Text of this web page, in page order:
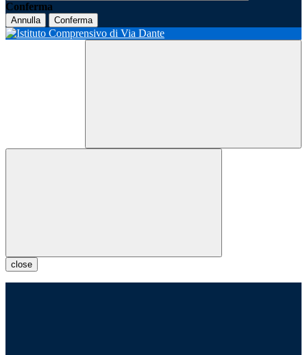
Conferma
Annulla Conferma
close